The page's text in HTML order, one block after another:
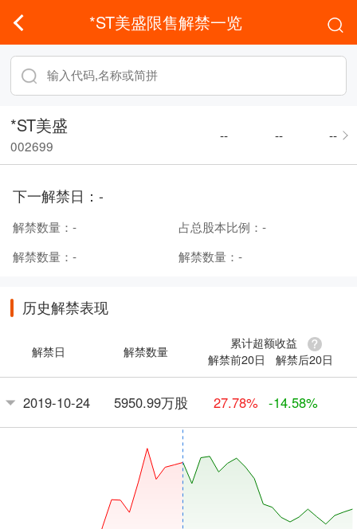
*ST美盛限售解禁一览
*ST美盛
002699
-- -- --
下一解禁日： -
解禁数量： - 占总股本比例： -
解禁数量： - 解禁数量： -
历史解禁表现
解禁日 解禁数量
累计超额收益
解禁前20日
解禁后20日
2019-10-24 5950.99万股 27.78% -14.58%